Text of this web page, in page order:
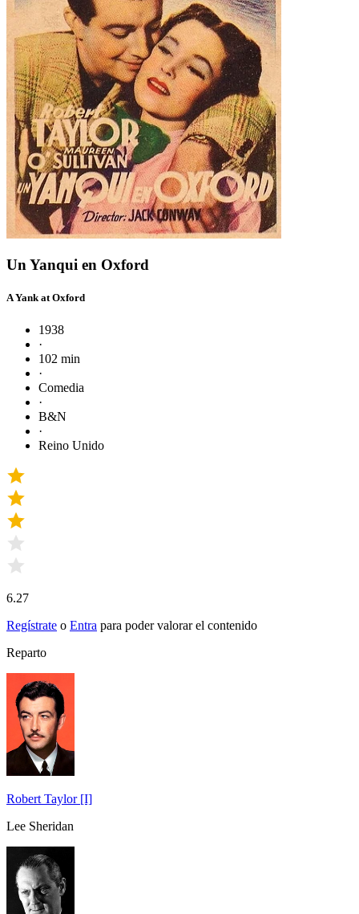
Un Yanqui en Oxford
A Yank at Oxford
1938
·
102 min
·
Comedia
·
B&N
·
Reino Unido
6.27
Regístrate o Entra para poder valorar el contenido
Reparto
Robert Taylor [I]
Lee Sheridan